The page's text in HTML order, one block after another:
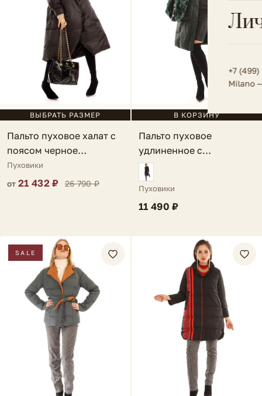
Весь
+7
Milano
ВЫБРАТЬ РАЗМЕР
Пальто пуховое халат с
поясом черное
Manciano
Пуховики
от 21 432 ₽ 26 790 ₽
В КОРЗИНУ
Пальто пуховое
удлиненное с
манжетами темно-
зеленое Rosarno
Пуховики
11 490 ₽
SALE